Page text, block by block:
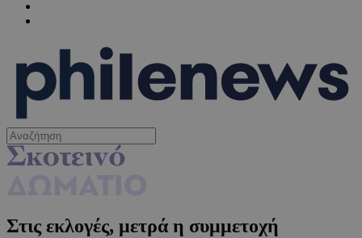
Στις εκλογές, μετρά η συμμετοχή